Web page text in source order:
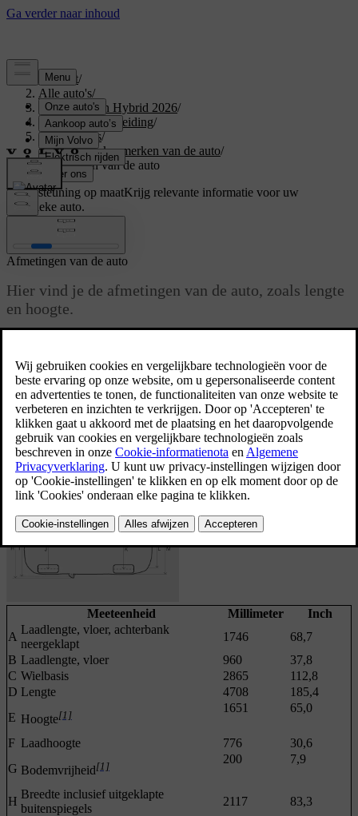
Support/
Alle auto's/
XC60 Plug-in Hybrid 2026/
Gebruikershandleiding/
Specificaties/
Algemene kenmerken van de auto/
Afmetingen van de auto
Ondersteuning op maatKrijg relevante informatie voor uw
specifieke auto.
Afmetingen van de auto
Hier vind je de afmetingen van de auto, zoals lengte
en hoogte.
bij de bijbehorende letter in de onderstaande tabel.
Meeteenheid Millimeter
Inch
A
Laadlengte, vloer, achterbank
neergeklapt
1746
68,7
B Laadlengte, vloer 960
37,8
C Wielbasis 2865
112,8
D Lengte 4708
185,4
E Hoogte[1]
1651 65,0
F Laadhoogte 776
30,6
G Bodemvrijheid[1]
200 7,9
H
Breedte inclusief uitgeklapte
buitenspiegels
2117 83,3